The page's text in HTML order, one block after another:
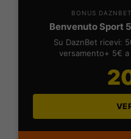
BONUS
Benvenuto Sport
Su DaznBet ricevi:
versamento+ 5€